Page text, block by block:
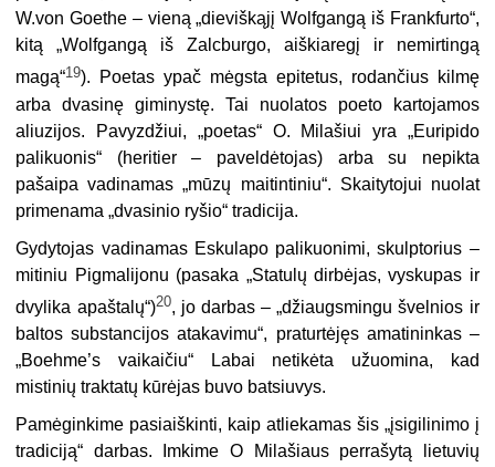
W.von Goethe – vieną „dieviškąjį Wolfgangą iš Frankfurto“,
kitą „Wolfgangą iš Zalcburgo, aiškiaregį ir nemirtingą
magą“19). Poetas ypač mėgsta epitetus, rodančius kilmę
arba dvasinę giminys­tę. Tai nuolatos poeto kartojamos
aliuzijos. Pavyzdžiui, „poetas“ O. Milašiui yra „Euripido
palikuonis“ (heritier – paveldėtojas) arba su nepikta
pašaipa vadinamas „mūzų maitintiniu“. Skaitytojui nuolat
primenama „dvasinio ryšio“ tradicija.
Gydytojas vadinamas Eskulapo palikuonimi, skulptorius –
mitiniu Pigmalijonu (pasaka „Statulų dirbėjas, vyskupas ir
dvylika apaštalų“)20, jo darbas – „džiaugsmingu švelnios ir
baltos substancijos atakavimu“, praturtėjęs amatininkas –
„Boehme’s vaikaičiu“ Labai netikėta užuomina, kad
mistinių traktatų kūrėjas buvo batsiuvys.
Pamėginkime pasiaiškinti, kaip atliekamas šis „įsigilinimo į
tradiciją“ darbas. Imkime O Milašiaus perrašytą lietuvių